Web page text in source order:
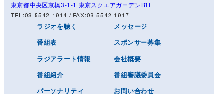
東京都中央区京橋3-1-1 東京スクエアガーデンB1F
TEL:03-5542-1914 / FAX:03-5542-1917
ラジオを聴く
番組表
ラジアラート情報
番組紹介
パーソナリティ
メッセージ
スポンサー募集
会社概要
番組審議委員会
お問い合わせ